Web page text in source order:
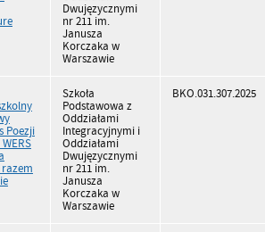
Dwujęzycznymi
nr 211 im.
Janusza
Korczaka w
Warszawie
Poezji
Szkoła
Podstawowa z
Oddziałami
Integracyjnymi i
Oddziałami
Dwujęzycznymi
nr 211 im.
Janusza
Korczaka w
Warszawie
BKO.031.307.2025